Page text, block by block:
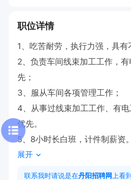
职位详情
1、吃苦耐劳，执行力强，具有
2、负责车间线束加工工作，
先；
3、服从车间各项管理工作；
4、从事过线束加工工作、有
优先。
5、8小时长白班，计件制薪资。
展开
联系我时请说是在丹阳招聘网 上看